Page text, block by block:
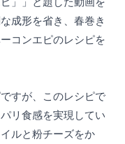
成形を省き、春巻き
コンエピのレシピを
すが、このレシピで
リ食感を実現してい
ルと粉チーズをか